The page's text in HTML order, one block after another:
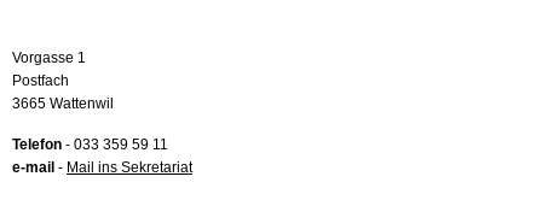
Vorgasse 1
Postfach
3665 Wattenwil
Telefon - 033 359 59 11
e-mail - Mail ins Sekretariat